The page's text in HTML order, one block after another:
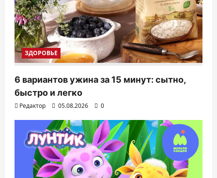
ЗДОРОВЬЕ
6 вариантов ужина за 15 минут: сытно,
быстро и легко
Редактор 05.08.2026 0